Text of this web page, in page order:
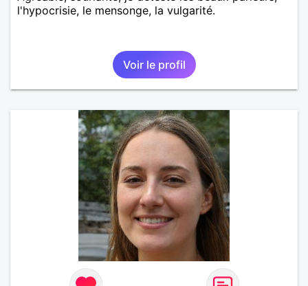
l'hypocrisie, le mensonge, la vulgarité.
Voir le profil